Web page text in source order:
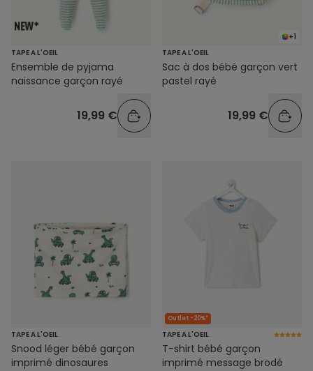
TAPE A L'OEIL
Ensemble de pyjama
naissance garçon rayé
19,99 €
+1
TAPE A L'OEIL
Sac à dos bébé garçon vert
pastel rayé
19,99 €
TAPE A L'OEIL
Snood léger bébé garçon
imprimé dinosaures
Outlet -20%*
TAPE A L'OEIL
T-shirt bébé garçon
imprimé message brodé